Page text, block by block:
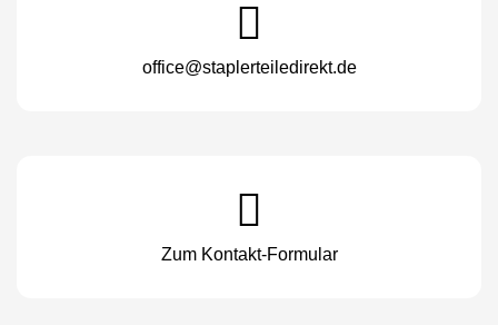
office@staplerteiledirekt.de
Zum Kontakt-Formular